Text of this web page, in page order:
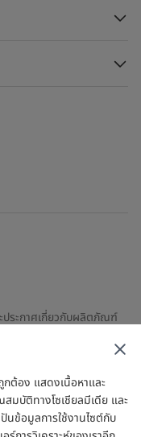
ประกาศเกี่ยวกับผลิตภัณฑ์
ย่างไรข้อตกลงการใช้งาน
กต้อง แสดงเนื้อหาและ
มบัติทางโซเชียลมีเดีย และ
ปันข้อมูลการใช้งานไซต์กับ